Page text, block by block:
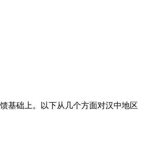
基础上。以下从几个方面对汉中地区